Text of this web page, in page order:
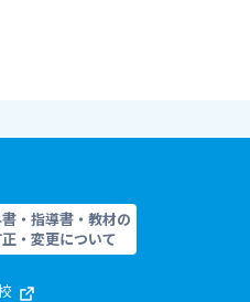
・指導書・教材の
・変更について